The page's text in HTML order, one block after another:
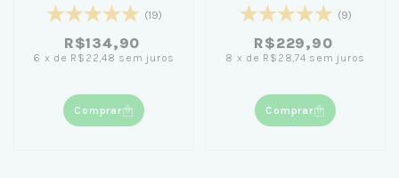
(19)
R$134,90
6 x de R$22,48 sem juros
Comprar
(9)
R$229,90
8 x de R$28,74 sem juros
Comprar